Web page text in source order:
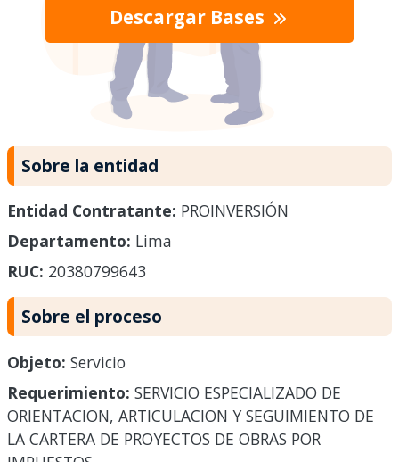
Descargar Bases
Sobre la entidad
Entidad Contratante: PROINVERSIÓN
Departamento: Lima
RUC: 20380799643
Sobre el proceso
Objeto: Servicio
Requerimiento: SERVICIO ESPECIALIZADO DE
ORIENTACION, ARTICULACION Y SEGUIMIENTO DE
LA CARTERA DE PROYECTOS DE OBRAS POR